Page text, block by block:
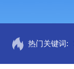
热门关键词: